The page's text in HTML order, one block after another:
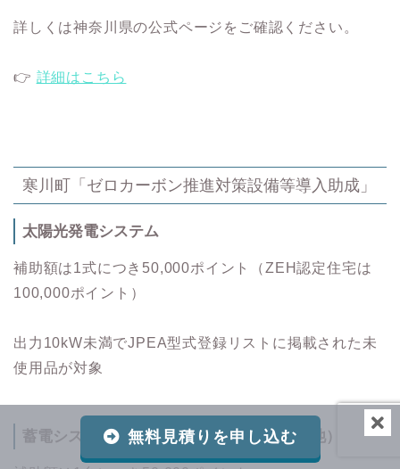
詳しくは神奈川県の公式ページをご確認ください。
👉 詳細はこちら
寒川町「ゼロカーボン推進対策設備等導入助成」
太陽光発電システム
補助額は1式につき50,000ポイント（ZEH認定住宅は
100,000ポイント）
出力10kW未満でJPEA型式登録リストに掲載された未
使用品が対象
蓄電システム（定置用リチウムイオン蓄電池）
無料見積りを申し込む